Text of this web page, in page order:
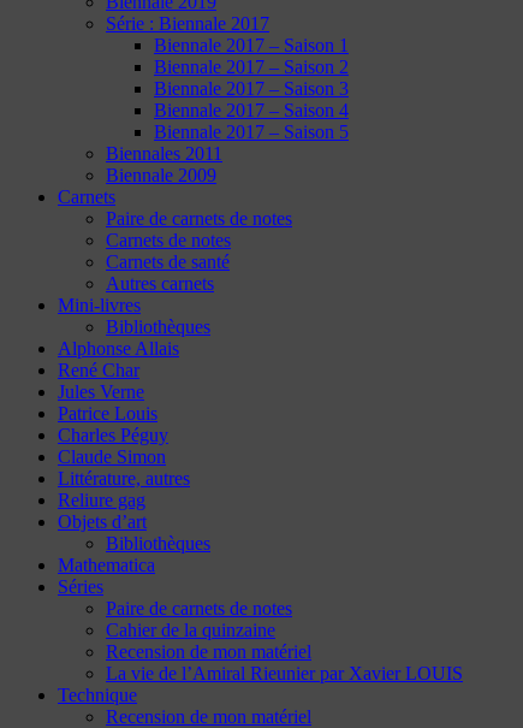
Série : Biennale 2017
Biennale 2017 – Saison 1
Biennale 2017 – Saison 2
Biennale 2017 – Saison 3
Biennale 2017 – Saison 4
Biennale 2017 – Saison 5
Biennales 2011
Biennale 2009
Carnets
Paire de carnets de notes
Carnets de notes
Carnets de santé
Autres carnets
Mini-livres
Bibliothèques
Alphonse Allais
René Char
Jules Verne
Patrice Louis
Charles Péguy
Claude Simon
Littérature, autres
Reliure gag
Objets d’art
Bibliothèques
Mathematica
Séries
Paire de carnets de notes
Cahier de la quinzaine
Recension de mon matériel
La vie de l’Amiral Rieunier par Xavier LOUIS
Technique
Recension de mon matériel